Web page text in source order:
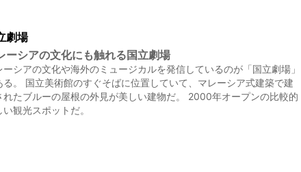
劇場
ーシアの文化にも触れる国立劇場
ーシアの文化や海外のミュージカルを発信しているのが「国立劇場」
る。 国立美術館のすぐそばに位置していて、マレーシア式建築で建
れたブルーの屋根の外見が美しい建物だ。 2000年オープンの比較的
い観光スポットだ。